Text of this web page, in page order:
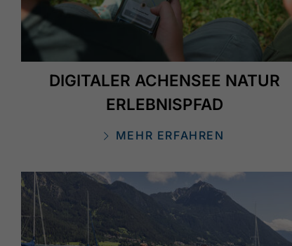
DIGITALER ACHENSEE NATUR
ERLEBNISPFAD
MEHR ERFAHREN